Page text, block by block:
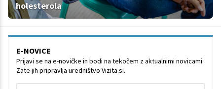
holesterola
E-NOVICE
Prijavi se na e-novičke in bodi na tekočem z aktualnimi novicami.
Zate jih pripravlja uredništvo Vizita.si.